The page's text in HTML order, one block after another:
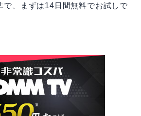
で、まずは14日間無料でお試しで